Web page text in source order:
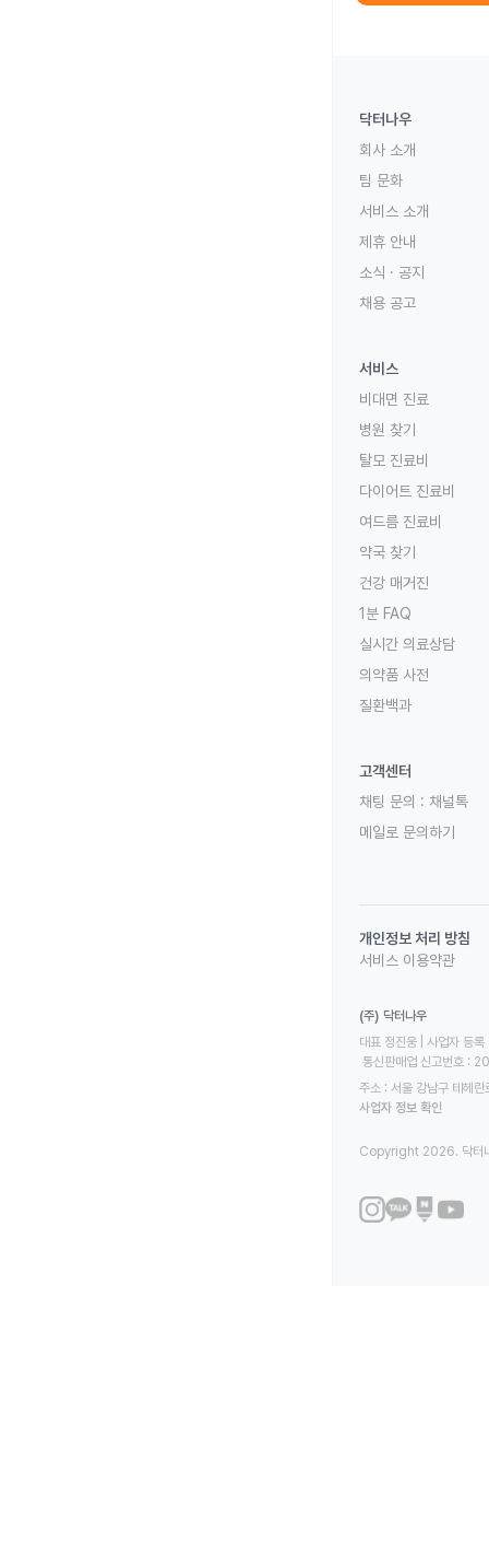
닥터나우
회사 소개
팀 문화
서비스 소개
제휴 안내
소식 · 공지
채용 공고
서비스
비대면 진료
병원 찾기
탈모 진료비
다이어트 진료비
여드름 진료비
약국 찾기
건강 매거진
1분 FAQ
실시간 의료상담
의약품 사전
질환백과
고객센터
채팅 문의 : 채널톡
메일로 문의하기
개인정보 처리 방침
서비스 이용약관
(주) 닥터나우
대표 정진웅 | 사업자
통신판매업 신고번호
주소 : 서울 강남구 테헤
사업자 정보 확인
Copyright 2026. 닥터